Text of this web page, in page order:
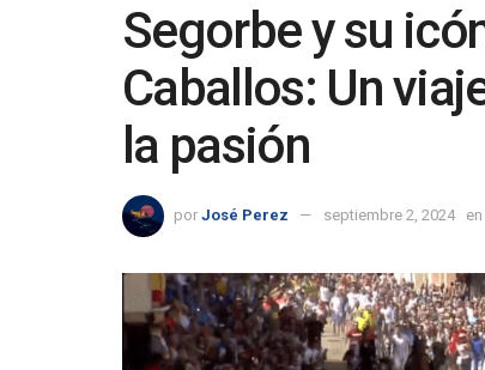
Segorbe y su
Caballos: Un
la pasión
por José Perez septiembre 2, 2024 en